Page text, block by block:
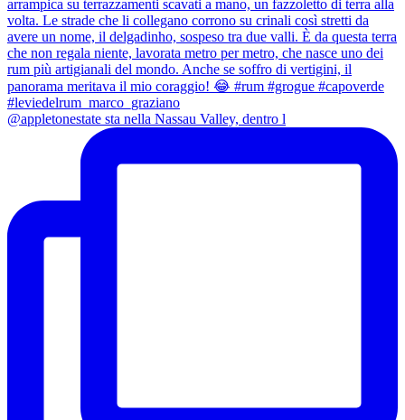
@appletonestate sta nella Nassau Valley, dentro l